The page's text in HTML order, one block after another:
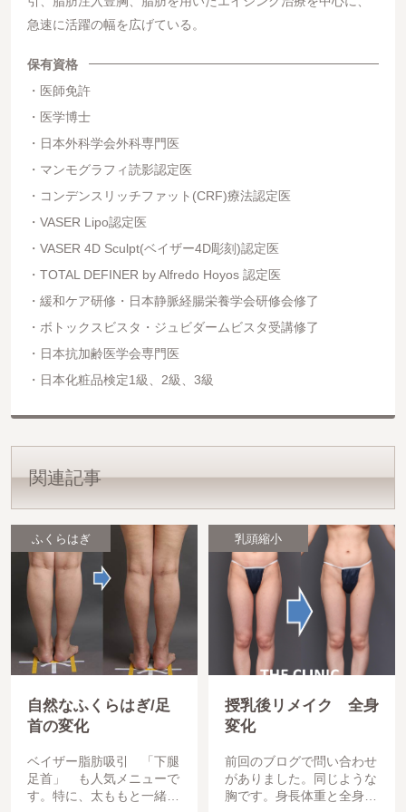
急速に活躍の幅を広げている。
保有資格
医師免許
医学博士
日本外科学会外科専門医
マンモグラフィ読影認定医
コンデンスリッチファット(CRF)療法認定医
VASER Lipo認定医
VASER 4D Sculpt(ベイザー4D彫刻)認定医
TOTAL DEFINER by Alfredo Hoyos 認定医
緩和ケア研修・日本静脈経腸栄養学会研修会修了
ボトックスビスタ・ジュビダームビスタ受講修了
日本抗加齢医学会専門医
日本化粧品検定1級、2級、3級
関連記事
ふくらはぎ
自然なふくらはぎ/足
首の変化
ベイザー脂肪吸引 「下腿
足首」 も人気メニューで
す。特に、太ももと一緒に
乳頭縮小
授乳後リメイク 全身
変化
前回のブログで問い合わせ
がありました。同じような
胸です。身長体重と全身の